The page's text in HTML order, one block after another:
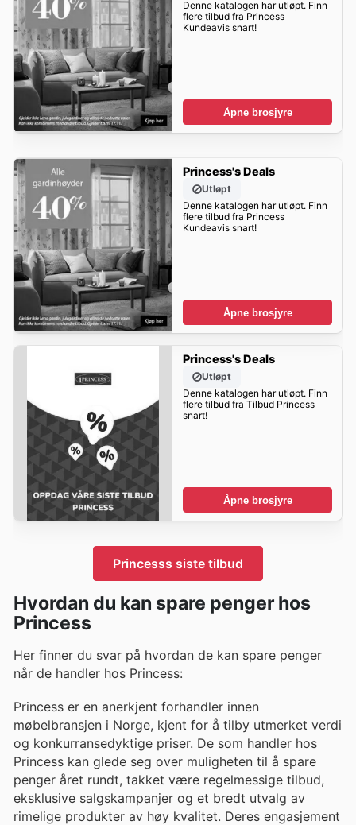
Denne katalogen har utløpt. Finn
flere tilbud fra Princess
Kundeavis snart!
Åpne brosjyre
Princess's Deals
Utløpt
Denne katalogen har utløpt. Finn
flere tilbud fra Princess
Kundeavis snart!
Åpne brosjyre
Princess's Deals
Utløpt
Denne katalogen har utløpt. Finn
flere tilbud fra Tilbud Princess
snart!
Åpne brosjyre
Princesss siste tilbud
Hvordan du kan spare penger hos
Princess
Her finner du svar på hvordan de kan spare penger
når de handler hos Princess:
Princess er en anerkjent forhandler innen
møbelbransjen i Norge, kjent for å tilby utmerket verdi
og konkurransedyktige priser. De som handler hos
Princess kan glede seg over muligheten til å spare
penger året rundt, takket være regelmessige tilbud,
eksklusive salgskampanjer og et bredt utvalg av
rimelige produkter av høy kvalitet. Deres engasjement